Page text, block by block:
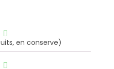
en conserve)